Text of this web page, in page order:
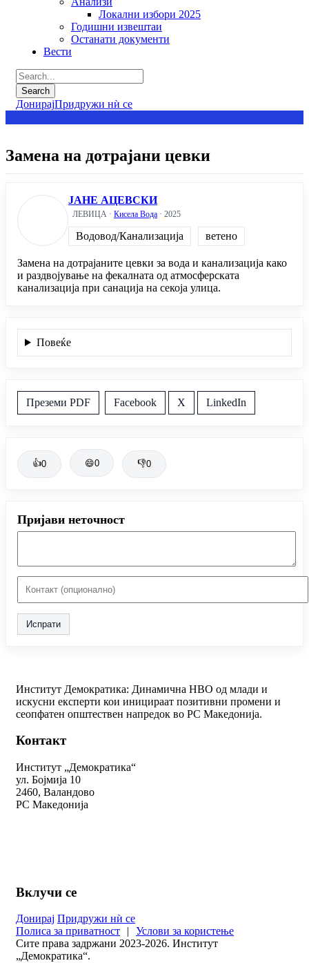
Локални избори 2025
Годишни извештаи
Останати документи
Вести
ДонирајПридружи нѝ се
Замена на дотрајани цевки
ЈАНЕ АЦЕВСКИ
ЛЕВИЦА · Кисела Вода · 2025
Водовод/Канализација ветено
Замена на дотрајаните цевки за вода и канализација како
и раздвојување на фекалната од атмосферската
канализација при санација на секоја улица.
Повеќе
Преземи PDF Facebook X LinkedIn
👍0 😄0 👎0
Пријави неточност
Испрати
Институт Демократика: Динамична НВО од млади и
искусни експерти кои иницираат позитивни промени и
сеопфатен општествен напредок во РС Македонија.
Контакт
Институт „Демократика“
ул. Бојмија 10
2460, Валандово
РС Македонија
Вклучи се
Донирај Придружи нѝ се
Полиса за приватност
|
Услови за користење
Сите права задржани 2023-2026. Институт
„Демократика“.